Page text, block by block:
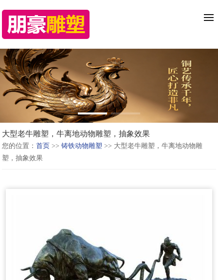
大型老牛雕塑，牛离地动物雕塑，抽象效果
您的位置：首页 >>铸铁动物雕塑 >> 大型老牛雕塑，牛离地动物雕
塑，抽象效果